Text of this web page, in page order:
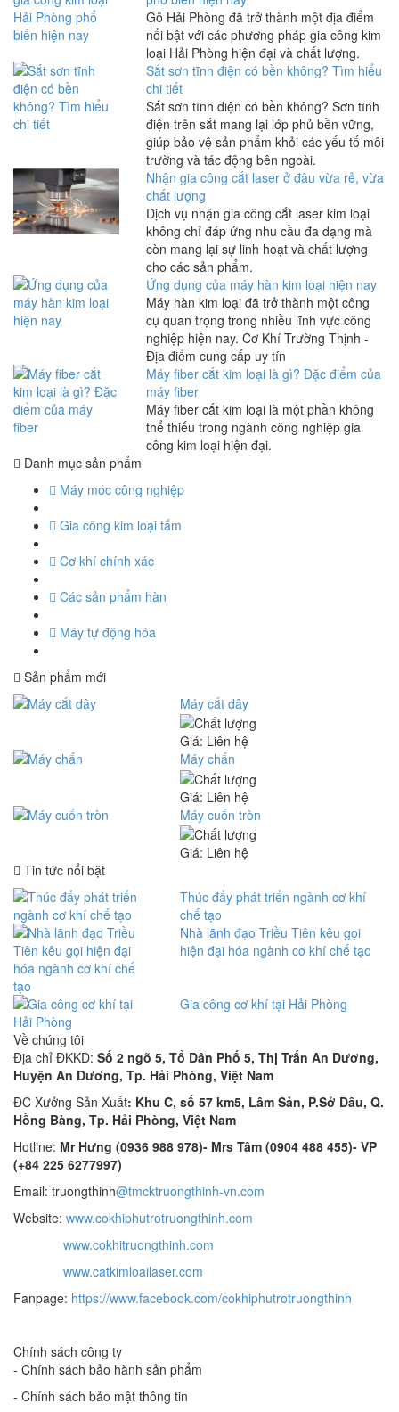
Gỗ Hải Phòng đã trở thành một địa điểm
nổi bật với các phương pháp gia công kim
loại Hải Phòng hiện đại và chất lượng.
Sắt sơn tĩnh điện có bền không? Tìm hiểu
chi tiết
Sắt sơn tĩnh điện có bền không? Sơn tĩnh
điện trên sắt mang lại lớp phủ bền vững,
giúp bảo vệ sản phẩm khỏi các yếu tố môi
trường và tác động bên ngoài.
Nhận gia công cắt laser ở đâu vừa rẻ, vừa
chất lượng
Dịch vụ nhận gia công cắt laser kim loại
không chỉ đáp ứng nhu cầu đa dạng mà
còn mang lại sự linh hoạt và chất lượng
cho các sản phẩm.
Ứng dụng của máy hàn kim loại hiện nay
Máy hàn kim loại đã trở thành một công
cụ quan trọng trong nhiều lĩnh vực công
nghiệp hiện nay. Cơ Khí Trường Thịnh -
Địa điểm cung cấp uy tín
Máy fiber cắt kim loại là gì? Đặc điểm của
máy fiber
Máy fiber cắt kim loại là một phần không
thể thiếu trong ngành công nghiệp gia
công kim loại hiện đại.
Danh mục sản phẩm
Máy móc công nghiệp
Gia công kim loại tấm
Cơ khí chính xác
Các sản phẩm hàn
Máy tự động hóa
Sản phẩm mới
Máy cắt dây
Giá: Liên hệ
Máy chấn
Giá: Liên hệ
Máy cuốn tròn
Giá: Liên hệ
Tin tức nổi bật
Thúc đẩy phát triển ngành cơ khí
chế tạo
Nhà lãnh đạo Triều Tiên kêu gọi
hiện đại hóa ngành cơ khí chế tạo
Gia công cơ khí tại Hải Phòng
Về chúng tôi
Địa chỉ ĐKKD: Số 2 ngõ 5, Tổ Dân Phố 5, Thị Trấn An Dương,
Huyện An Dương, Tp. Hải Phòng, Việt Nam
ĐC Xưởng Sản Xuất: Khu C, số 57 km5, Lâm Sản, P.Sở Dầu, Q.
Hồng Bàng, Tp. Hải Phòng, Việt Nam
Hotline: Mr Hưng (0936 988 978)- Mrs Tâm (0904 488 455)- VP
(+84 225 6277997)
Email: truongthinh@tmcktruongthinh-vn.com
Website: www.cokhiphutrotruongthinh.com
www.cokhitruongthinh.com
www.catkimloailaser.com
Fanpage: https://www.facebook.com/cokhiphutrotruongthinh
Chính sách công ty
- Chính sách bảo hành sản phẩm
- Chính sách bảo mật thông tin